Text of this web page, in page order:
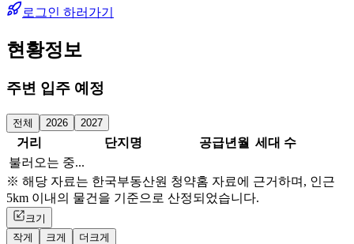
로그인 하러가기
현황정보
주변 입주 예정
전체 2026 2027
거리 단지명 공급년월 세대 수
불러오는 중...
※ 해당 자료는 한국부동산원 청약홈 자료에 근거하며, 인근
5km 이내의 물건을 기준으로 산정되었습니다.
크기
작게
크게
더크게